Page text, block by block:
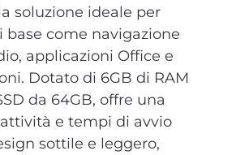
soluzione ideale per
base come navigazione
applicazioni Office e
Dotato di 6GB di RAM
da 64GB, offre una
e tempi di avvio
sottile e leggero,